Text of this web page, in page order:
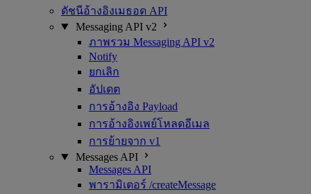
ดัชนีอ้างอิงเมธอด API
Messaging API v2
ภาพรวม Messaging API v2
Notify
ยกเลิก
อัปเดต
การอ้างอิง Payload
การอ้างอิงเพย์โหลดอีเมล
การย้ายจาก v1
Messages API
Messages API
พารามิเตอร์ /createMessage